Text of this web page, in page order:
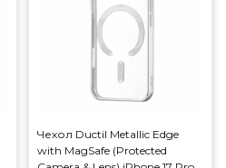
Чехол Ductil Metallic Edge
with MagSafe (Protected